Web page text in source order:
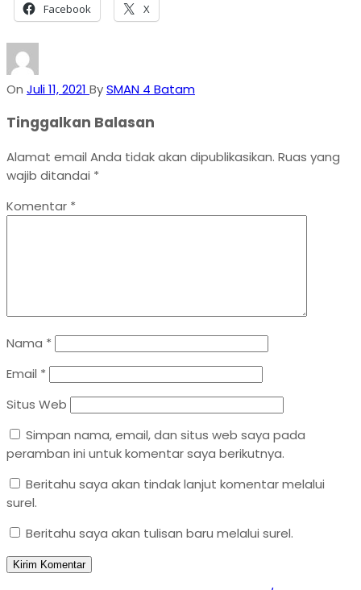
Facebook X
On Juli 11, 2021 BySMAN 4 Batam
Tinggalkan Balasan
Alamat email Anda tidak akan dipublikasikan. Ruas yang
wajib ditandai *
Komentar *
Nama *
Email *
Situs Web
Simpan nama, email, dan situs web saya pada
peramban ini untuk komentar saya berikutnya.
Beritahu saya akan tindak lanjut komentar melalui
surel.
Beritahu saya akan tulisan baru melalui surel.